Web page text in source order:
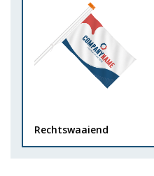
Rechtswaaiend